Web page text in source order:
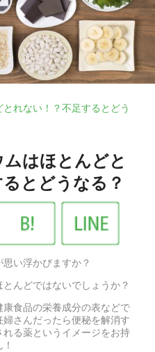
れない！？不足するとどう
はほとんどと
とどうなる？
思い浮かびますか？
んどではないでしょうか？
食品の栄養成分の表などで
さんだったら便秘を解消す
る薬というイメージをお持